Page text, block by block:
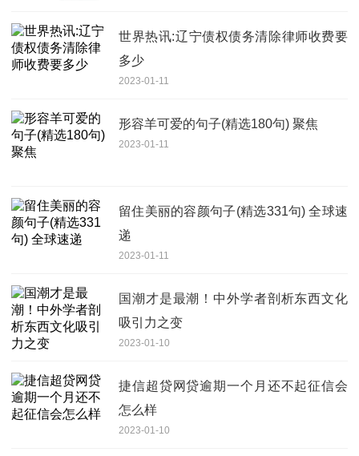
世界热讯:辽宁债权债务清除律师收费要
多少
2023-01-11
形容羊可爱的句子(精选180句) 聚焦
2023-01-11
留住美丽的容颜句子(精选331句) 全球速
递
2023-01-11
国潮才是最潮！中外学者剖析东西文化
吸引力之变
2023-01-10
捷信超贷网贷逾期一个月还不起征信会
怎么样
2023-01-10